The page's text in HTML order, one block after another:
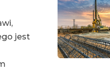
jest